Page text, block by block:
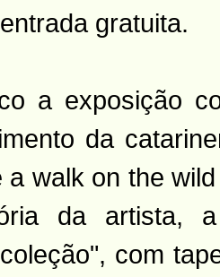
gratuita.
a exposição
da
walk on the
da artista,
com